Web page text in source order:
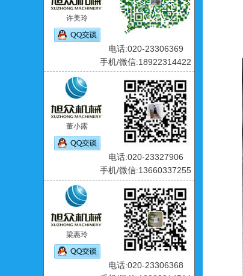
许美玲
电话:020-23306369
手机/微信:18922314422
董小露
电话:020-23327906
手机/微信:13660337255
梁惠玲
电话:020-23306368